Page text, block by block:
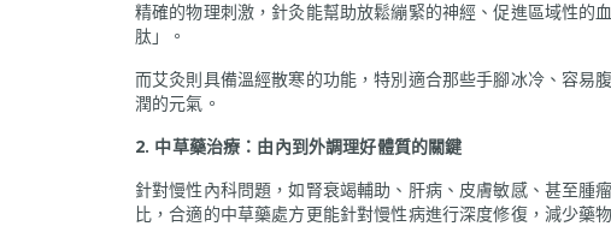
精確的物理刺激，針灸能幫助放鬆繃緊的神經、促進區域性的
肽」。
而艾灸則具備溫經散寒的功能，特別適合那些手腳冰冷、容易
潤的元氣。
2. 中草藥治療：由內到外調理好體質的關鍵
針對慢性內科問題，如腎衰竭輔助、肝病、皮膚敏感、甚至腫
比，合適的中草藥處方更能針對慢性病進行深度修復，減少藥